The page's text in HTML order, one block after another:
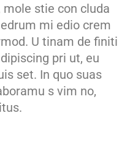
mole stie con cluda
mi edio crem
U tinam de finiti
pri ut, eu
set. In quo suas
s vim no,